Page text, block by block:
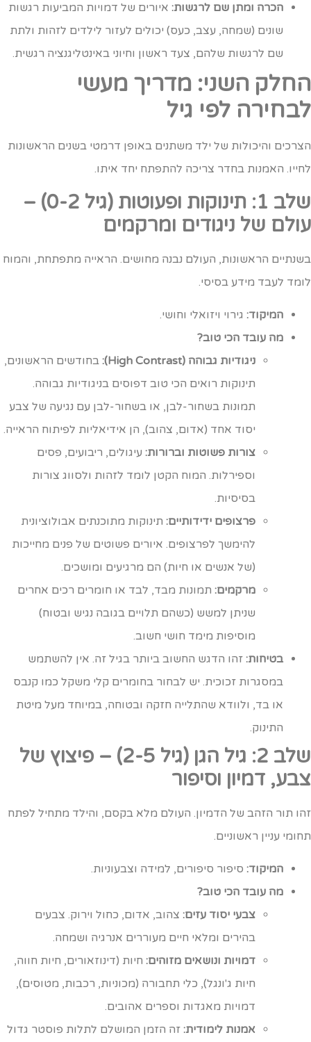
הכרה ומתן שם לרגשות:איורים של דמויות המביעות רגשות
שונים (שמחה, עצב, כעס) יכולים לעזור לילדים לזהות ולתת
שם לרגשות שלהם, צעד ראשון וחיוני באינטליגנציה רגשית.
השני: מדריך מעשי
לפי גיל
והיכולות של ילד משתנים באופן דרמטי בשנים הראשונות
האמנות בחדר צריכה להתפתח יחד איתו.
שלב 1: תינוקות ופעוטות (גיל 0-2) –
של ניגודים ומרקמים
הראשונות, העולם נבנה מחושים. הראייה מתפתחת, והמוח
לעבד מידע בסיסי.
המיקוד:גירוי ויזואלי וחושי.
מה עובד הכי טוב?
ניגודיות גבוהה (High Contrast):
בחודשים הראשונים,
תינוקות רואים הכי טוב דפוסים בניגודיות גבוהה.
תמונות בשחור-לבן, או בשחור-לבן עם נגיעה של צבע
יסוד אחד (אדום, צהוב), הן אידיאליות לפיתוח הראייה.
צורות פשוטות וברורות:עיגולים, ריבועים, פסים
וספירלות. המוח הקטן לומד לזהות ולסווג צורות
בסיסיות.
פרצופים ידידותיים:תינוקות מתוכנתים אבולוציונית
להימשך לפרצופים. איורים פשוטים של פנים מחייכות
(של אנשים או חיות) הם מרגיעים ומושכים.
מרקמים:תמונות מבד, לבד או חומרים רכים אחרים
שניתן למשש (כשהם תלויים בגובה נגיש ובטוח)
מוסיפות מימד חושי חשוב.
בטיחות:זהו הדגש החשוב ביותר בגיל זה. אין להשתמש
במסגרות זכוכית. יש לבחור בחומרים קלי משקל כמו קנבס
או בד, ולוודא שהתלייה חזקה ובטוחה, במיוחד מעל מיטת
התינוק.
שלב 2: גיל הגן (גיל 2-5) – פיצוץ של
דמיון וסיפור
תור הזהב של הדמיון. העולם מלא בקסם, והילד מתחיל לפתח
עניין ראשוניים.
המיקוד:סיפור סיפורים, למידה וצבעוניות.
מה עובד הכי טוב?
צבעי יסוד עזים:צהוב, אדום, כחול וירוק. צבעים
בהירים ומלאי חיים מעוררים אנרגיה ושמחה.
דמויות ונושאים מזוהים:חיות (דינוזאורים, חיות חווה,
חיות ג'ונגל), כלי תחבורה (מכוניות, רכבות, מטוסים),
דמויות מאגדות וספרים אהובים.
אמנות לימודית:זה הזמן המושלם לתלות פוסטר גדול